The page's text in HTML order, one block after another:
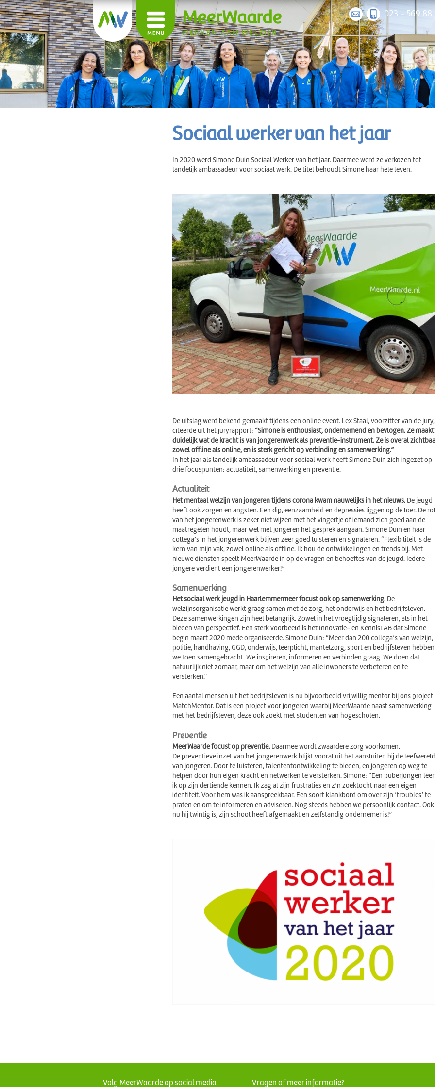
MeerWaarde
WERKEN AAN WELZIJN
023 - 569 88
Sociaal werker van het jaar
In 2020 werd Simone Duin Sociaal Werker van het Jaar. Daarmee werd ze verkozen tot
landelijk ambassadeur voor sociaal werk. De titel behoudt Simone haar hele leven.
De uitslag werd bekend gemaakt tijdens een online event. Lex Staal, voorzitter van de jury,
citeerde uit het juryrapport: “Simone is enthousiast, ondernemend en bevlogen. Ze maakt
duidelijk wat de kracht is van jongerenwerk als preventie-instrument. Ze is overal
zowel offline als online, en is sterk gericht op verbinding en samenwerking.”
In het jaar als landelijk ambassadeur voor sociaal werk heeft Simone Duin zich ingezet op
drie focuspunten: actualiteit, samenwerking en preventie.
Actualiteit
Het mentaal welzijn van jongeren tijdens corona kwam nauwelijks in het nieuws. De jeugd
heeft ook zorgen en angsten. Een dip, eenzaamheid en depressies liggen op de loer. De rol
van het jongerenwerk is zeker niet wijzen met het vingertje of iemand zich goed aan de
maatregelen houdt, maar wel met jongeren het gesprek aangaan. Simone Duin en haar
collega’s in het jongerenwerk blijven zeer goed luisteren en signaleren. “Flexibiliteit is de
kern van mijn vak, zowel online als offline. Ik hou de ontwikkelingen en trends bij. Met
nieuwe diensten speelt MeerWaarde in op de vragen en behoeftes van de jeugd. Iedere
jongere verdient een jongerenwerker!”
Samenwerking
Het sociaal werk jeugd in Haarlemmermeer focust ook op samenwerking. De
welzijnsorganisatie werkt graag samen met de zorg, het onderwijs en het bedrijfsleven.
Deze samenwerkingen zijn heel belangrijk. Zowel in het vroegtijdig signaleren, als in het
bieden van perspectief. Een sterk voorbeeld is het Innovatie- en KennisLAB dat Simone
begin maart 2020 mede organiseerde. Simone Duin: “Meer dan 200 collega’s van welzijn,
politie, handhaving, GGD, onderwijs, leerplicht, mantelzorg, sport en bedrijfsleven hebben
we toen samengebracht. We inspireren, informeren en verbinden graag. We doen dat
natuurlijk niet zomaar, maar om het welzijn van alle inwoners te verbeteren en te
versterken."
Een aantal mensen uit het bedrijfsleven is nu bijvoorbeeld vrijwillig mentor bij ons project
MatchMentor. Dat is een project voor jongeren waarbij MeerWaarde naast samenwerking
met het bedrijfsleven, deze ook zoekt met studenten van hogescholen.
Preventie
MeerWaarde focust op preventie. Daarmee wordt zwaardere zorg voorkomen.
De preventieve inzet van het jongerenwerk blijkt vooral uit het aansluiten bij de leefwereld
van jongeren. Door te luisteren, talententontwikkeling te bieden, en jongeren op weg te
helpen door hun eigen kracht en netwerken te versterken. Simone: “Een puberjongen
ik op zijn dertiende kennen. Ik zag al zijn frustraties en z’n zoektocht naar een eigen
identiteit. Voor hem was ik aanspreekbaar. Een soort klankbord om over zijn ’troubles’ te
praten en om te informeren en adviseren. Nog steeds hebben we persoonlijk contact. Ook
nu hij twintig is, zijn school heeft afgemaakt en zelfstandig ondernemer is!”
Volg MeerWaarde op social media Vragen of meer informatie?